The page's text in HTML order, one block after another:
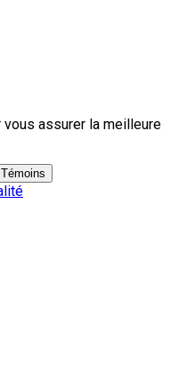
assurer la meilleure